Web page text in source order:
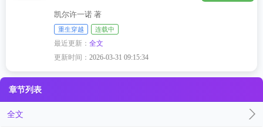
凯尔许一诺 著
重生穿越 连载中
最近更新：全文
更新时间：2026-03-31 09:15:34
章节列表
全文